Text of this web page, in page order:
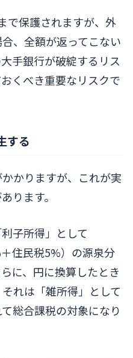
で保護されますが、外
、全額が返ってこない
手銀行が破綻するリス
くべき重要なリスクで
する
かりますが、これが実
ります。
子所得」として
住民税5%）の源泉分
に、円に換算したとき
れは「雑所得」として
総合課税の対象になり